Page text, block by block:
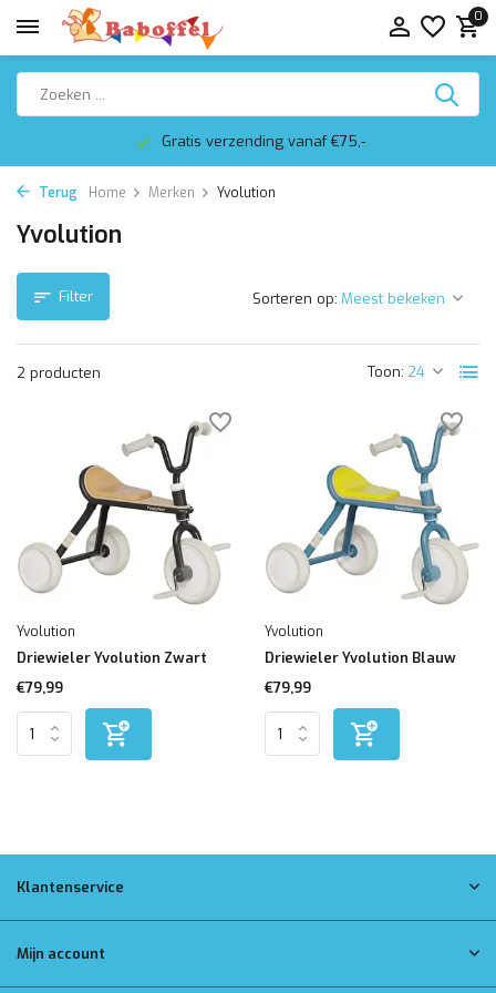
0
Gratis verzending vanaf €75,-
Terug Home Merken Yvolution
Yvolution
Filter
2 producten Toon:
Sorteren op:
Yvolution
Driewieler Yvolution Zwart
€79,99
Yvolution
Driewieler Yvolution Blauw
€79,99
Klantenservice
Mijn account